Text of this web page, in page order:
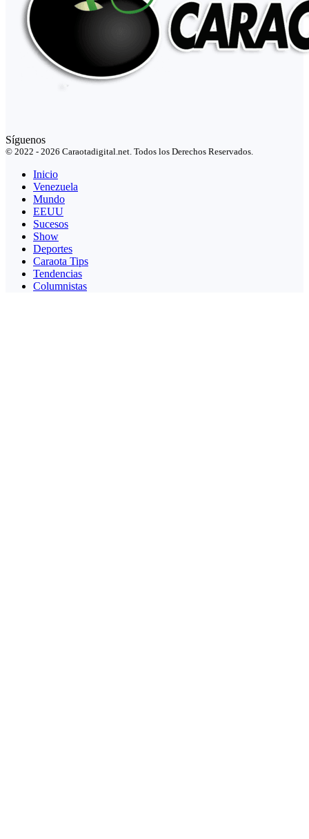
Síguenos
© 2022 - 2026 Caraotadigital.net. Todos los Derechos Reservados.
Inicio
Venezuela
Mundo
EEUU
Sucesos
Show
Deportes
Caraota Tips
Tendencias
Columnistas